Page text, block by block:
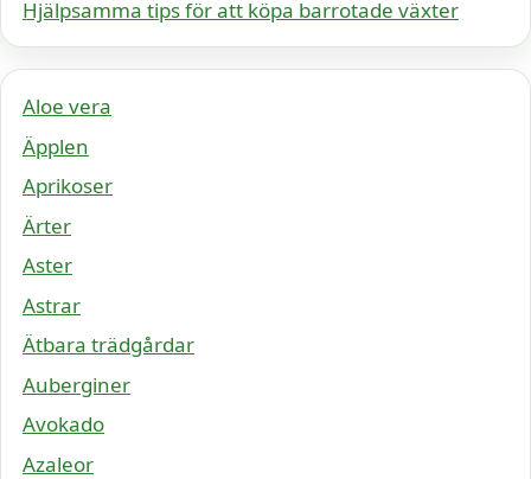
Hjälpsamma tips för att köpa barrotade växter
Aloe vera
Äpplen
Aprikoser
Ärter
Aster
Astrar
Ätbara trädgårdar
Auberginer
Avokado
Azaleor